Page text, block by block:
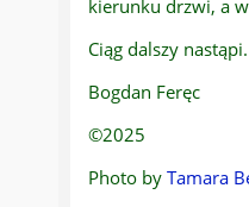
kierunku drzwi, a
Ciąg dalszy
Bogdan Feręc
©2025
Photo by Tamara